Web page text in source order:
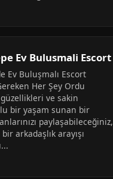
Ev Bulusmali Escort
Ev Buluşmalı Escort
Her Şey Ordu
ve sakin
bir yaşam sunan bir
paylaşabileceğiniz,
arkadaşlık arayışı